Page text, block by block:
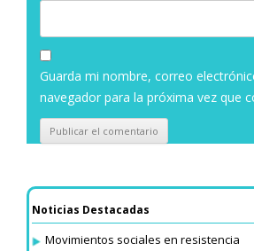
Guarda mi nombre, correo
navegador para la próxima vez que
Noticias Destacadas
Movimientos sociales en resistencia